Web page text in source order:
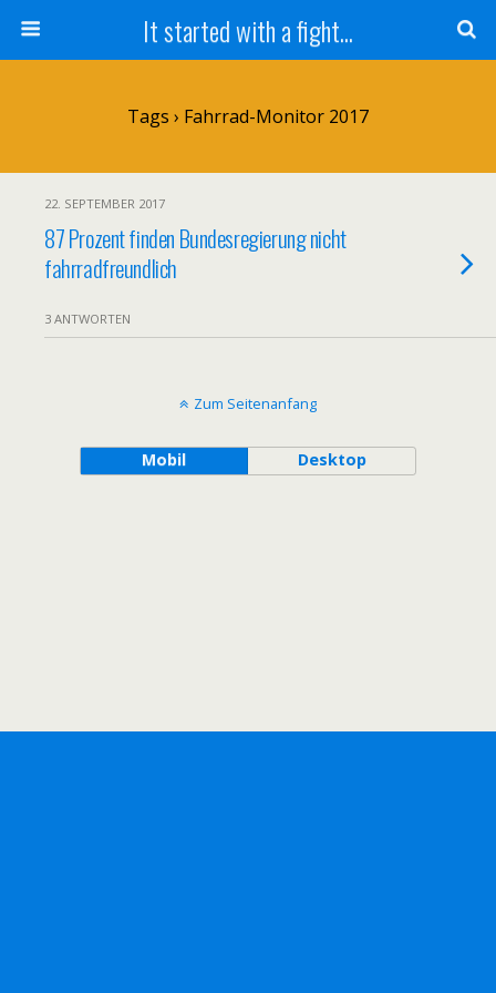
It started with a fight...
Tags › Fahrrad-Monitor 2017
22. SEPTEMBER 2017
87 Prozent finden Bundesregierung nicht
fahrradfreundlich
3 ANTWORTEN
Zum Seitenanfang
Mobil Desktop